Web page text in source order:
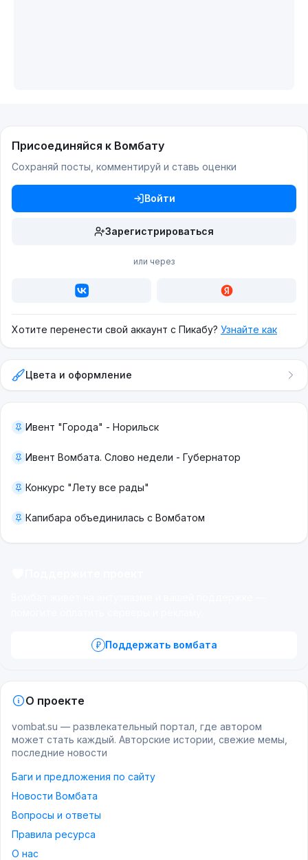
Присоединяйся к Вомбату
Сохраняй посты, комментируй и ставь оценки
Войти
Зарегистрироваться
или через
Хотите перенести свой аккаунт с Пикабу? Узнайте как
Цвета и оформление
Ивент "Города" - Норильск
Ивент Вомбата. Слово недели - Губернатор
Конкурс "Лету все рады"
Капибара объединилась с Вомбатом
Поддержать вомбата
О проекте
vombat.su — развлекательный портал, где автором
может стать каждый. Авторские истории, свежие мемы,
последние новости
Баги и предложения по сайту
Новости Вомбата
Вопросы и ответы
Правила ресурса
О нас